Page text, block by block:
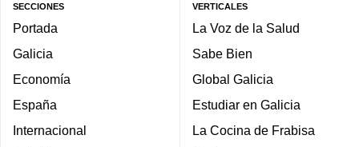
SECCIONES
Portada
Galicia
Economía
España
Internacional
VERTICALES
La Voz de la Salud
Sabe Bien
Global Galicia
Estudiar en Galicia
La Cocina de Frabisa